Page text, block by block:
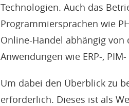
Technologien. Auch das
Programmiersprachen wie
Online-Handel abhängig
Anwendungen wie ERP-,
Um dabei den Überblick zu
erforderlich. Dieses ist als